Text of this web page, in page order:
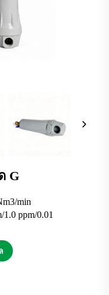
G
min
1.0 ppm/0.01